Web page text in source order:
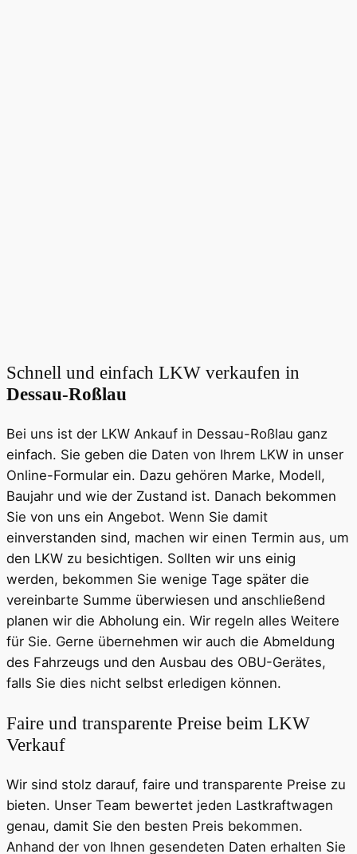
Schnell und einfach LKW verkaufen in
Dessau-Roßlau
Bei uns ist der LKW Ankauf in Dessau-Roßlau ganz
einfach. Sie geben die Daten von Ihrem LKW in unser
Online-Formular ein. Dazu gehören Marke, Modell,
Baujahr und wie der Zustand ist. Danach bekommen
Sie von uns ein Angebot. Wenn Sie damit
einverstanden sind, machen wir einen Termin aus, um
den LKW zu besichtigen. Sollten wir uns einig
werden, bekommen Sie wenige Tage später die
vereinbarte Summe überwiesen und anschließend
planen wir die Abholung ein. Wir regeln alles Weitere
für Sie. Gerne übernehmen wir auch die Abmeldung
des Fahrzeugs und den Ausbau des OBU-Gerätes,
falls Sie dies nicht selbst erledigen können.
Faire und transparente Preise beim LKW
Verkauf
Wir sind stolz darauf, faire und transparente Preise zu
bieten. Unser Team bewertet jeden Lastkraftwagen
genau, damit Sie den besten Preis bekommen.
Anhand der von Ihnen gesendeten Daten erhalten Sie